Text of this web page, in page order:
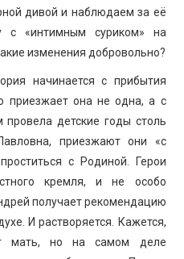
дивой и наблюдаем за её
с «интимным суриком» на
изменения добровольно?
начинается с прибытия
приезжает она не одна, а с
детские годы столь
приезжают они «с
с Родиной. Герои
кремля, и не особо
получает рекомендацию
И растворяется. Кажется,
мать, но на самом деле